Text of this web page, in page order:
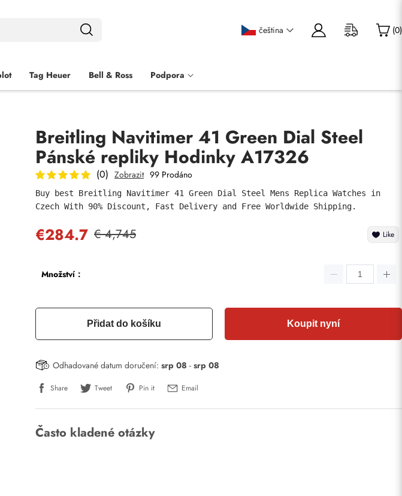
čeština (0)
Tag Heuer Bell & Ross Podpora
Breitling Navitimer 41 Green Dial Steel
Pánské repliky Hodinky A17326
(0) Zobrazit 99 Prodáno
Buy best Breitling Navitimer 41 Green Dial Steel Mens Replica Watches in
Czech With 90% Discount, Fast Delivery and Free Worldwide Shipping.
€284.7 € 4,745 Like
Množství：
Přidat do košíku Koupit nyní
Odhadované datum doručení: srp 08 - srp 08
Share Tweet Pin it Email
Často kladené otázky